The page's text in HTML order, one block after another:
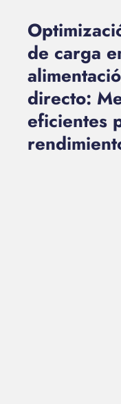
de carga
directo:
eficientes